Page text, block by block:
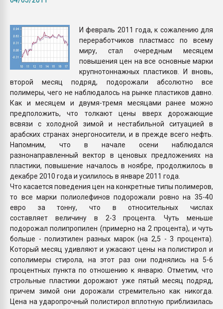
ПЕРЕЙТИ НА
И февраль 2011 года, к сожалению для
переработчиков пластмасс по всему
миру, стал очередным месяцем
повышения цен на все основные марки
крупнотоннажных пластиков. И вновь,
второй месяц подряд, подорожали абсолютно все
полимеры, чего не наблюдалось на рынке пластиков давно.
Как и месяцем и двумя-тремя месяцами ранее можно
предположить, что толкают цены вверх дорожающие
всвязи с холодной зимой и нестабильной ситуацией в
арабских странах энергоносители, и в прежде всего нефть.
Напомним, что в начале осени наблюдался
разнонаправленный вектор в ценовых предложениях на
пластики, повышение началось в ноябре, продолжилось в
декабре 2010 года и усилилось в январе 2011 года.
Что касается поведения цен на конкретные типы полимеров,
то все марки полиолефинов подорожали ровно на 35-40
евро за тонну, что в относительных числах
составляет величину в 2-3 процента. Чуть меньше
подорожал полипропилен (примерно на 2 процента), и чуть
больше - полиэтилен разных марок (на 2,5 - 3 процента).
Который месяц удивляют и ужасают цены на полистирол и
сополимеры стирола, на этот раз они поднялись на 5-6
процентных пункта по отношению к январю. Отметим, что
строльные пластики дорожают уже пятый месяц подряд,
причем зимой они дорожали стремительно как никогда.
Цена на ударопрочный полистирол вплотную приблизилась